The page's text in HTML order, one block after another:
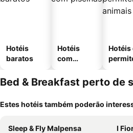
Hotéis
baratos
Hotéis
com
Hotéis
Bed & Breakfast perto de
Estes hotéis também poderão
Sleep & Fly Malpensa
I